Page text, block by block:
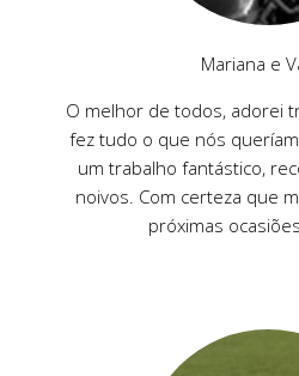
Mariana e
O melhor de todos, adorei
fez tudo o que nós
um trabalho fantástico,
noivos. Com certeza que
próximas